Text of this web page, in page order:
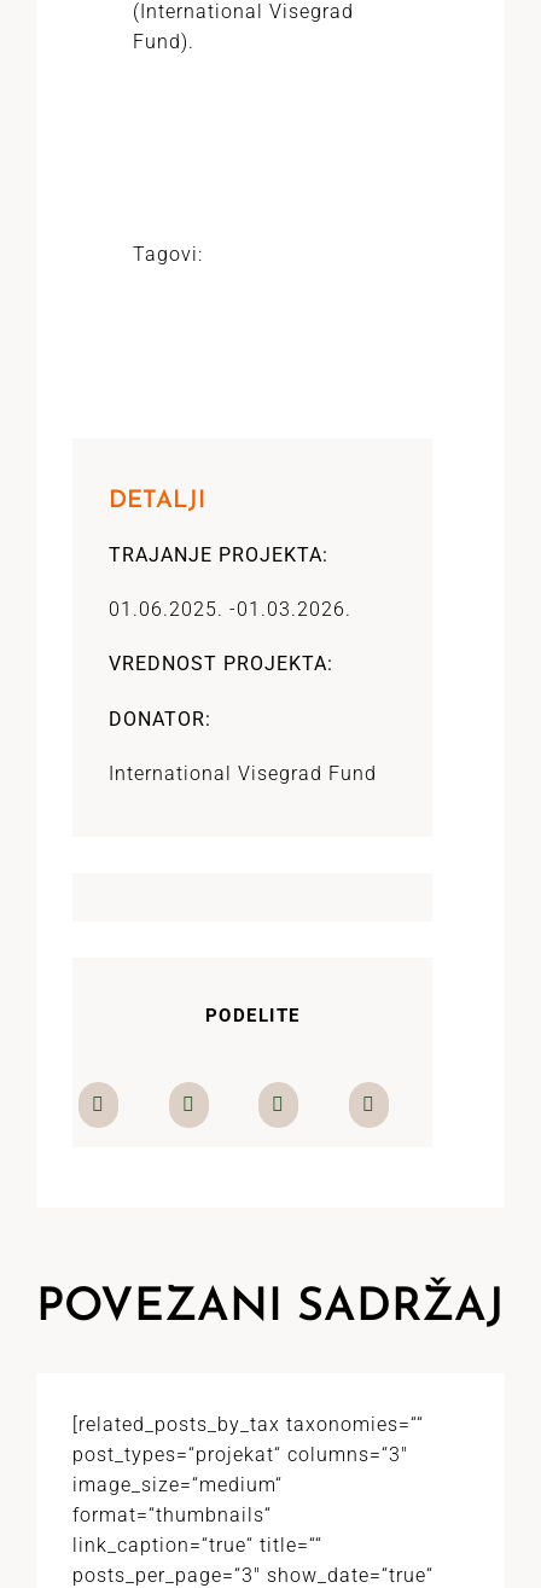
(International Visegrad
Fund).
Tagovi:
DETALJI
TRAJANJE PROJEKTA:
01.06.2025. -01.03.2026.
VREDNOST PROJEKTA:
DONATOR:
International Visegrad Fund
PODELITE
POVEZANI SADRŽAJ
[related_posts_by_tax taxonomies=““
post_types=“projekat“ columns=“3″
image_size=“medium“
format=“thumbnails“
link_caption=“true“ title=““
posts_per_page=“3″ show_date=“true“